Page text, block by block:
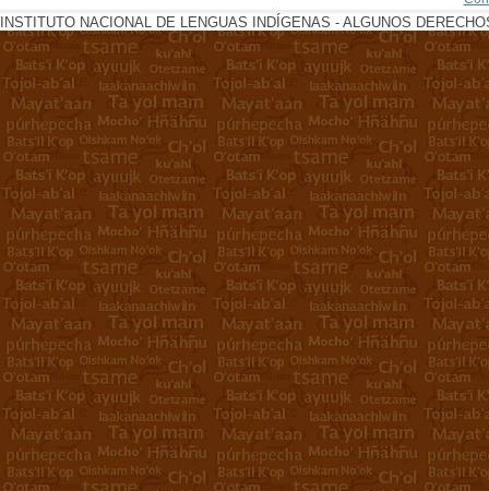
INSTITUTO NACIONAL DE LENGUAS INDÍGENAS - ALGUNOS